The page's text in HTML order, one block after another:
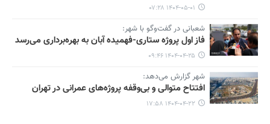
۱۴۰۴-۰۵-۰۱ ۰۷:۲۸
شعبانی در گفت‌وگو با شهر:
فاز اول پروژه ستاری-فهمیده آبان به بهره‌برداری می‌رسد
۱۴۰۴-۰۴-۲۵ ۰۹:۴۶
شهر گزارش می‌دهد:
افتتاح متوالی و بی‌وقفه پروژه‌های عمرانی در تهران
۱۴۰۴-۰۴-۲۲ ۱۷:۵۸